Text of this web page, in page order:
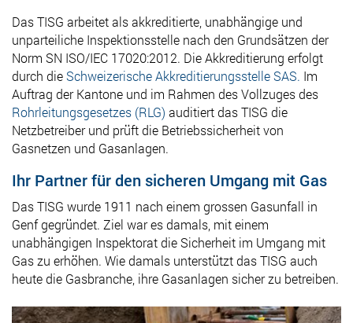
Das TISG arbeitet als akkreditierte, unabhängige und
unparteiliche Inspektionsstelle nach den Grundsätzen der
Norm SN ISO/IEC 17020:2012. Die Akkreditierung erfolgt
durch dieSchweizerische Akkreditierungsstelle SAS. Im
Auftrag der Kantone und im Rahmen des Vollzuges des
Rohrleitungsgesetzes (RLG) auditiert das TISG die
Netzbetreiber und prüft die Betriebssicherheit von
Gasnetzen und Gasanlagen.
Ihr Partner für den sicheren Umgang mit Gas
Das TISG wurde 1911 nach einem grossen Gasunfall in
Genf gegründet. Ziel war es damals, mit einem
unabhängigen Inspektorat die Sicherheit im Umgang mit
Gas zu erhöhen. Wie damals unterstützt das TISG auch
heute die Gasbranche, ihre Gasanlagen sicher zu betreiben.